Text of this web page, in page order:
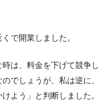
で開業しました。
は、料金を下げて競争し
でしょうが、私は逆に、
よう」と判断しました。